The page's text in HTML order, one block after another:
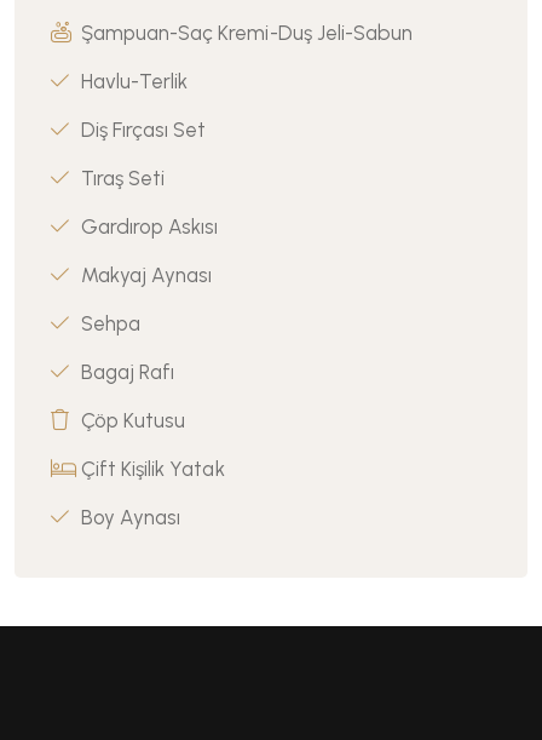
Şampuan-Saç Kremi-Duş Jeli-Sabun
Havlu-Terlik
Diş Fırçası Set
Tıraş Seti
Gardırop Askısı
Makyaj Aynası
Sehpa
Bagaj Rafı
Çöp Kutusu
Çift Kişilik Yatak
Boy Aynası